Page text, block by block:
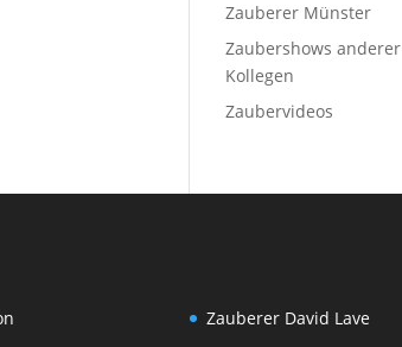
Zauberer Münster
Zaubershows anderer
Kollegen
Zaubervideos
Zauberer David Lave